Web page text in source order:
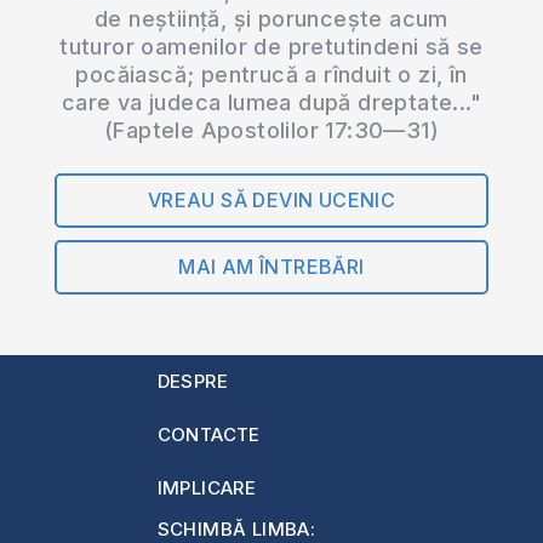
de neștiință, și poruncește acum
tuturor oamenilor de pretutindeni să se
pocăiască; pentrucă a rînduit o zi, în
care va judeca lumea după dreptate..."
(Faptele Apostolilor 17:30—31)
VREAU SĂ DEVIN UCENIC
MAI AM ÎNTREBĂRI
DESPRE
CONTACTE
IMPLICARE
SCHIMBĂ LIMBA: